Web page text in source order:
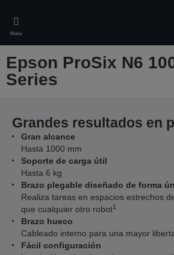
main
content
Menú
Epson ProSix N6
Series
Grandes resultados en
Gran alcance
Hasta 1000 mm
Soporte de carga útil
Hasta 6 kg
Brazo plegable diseñado de forma
Realiza tareas en espacios estrechos
que cualquier otro robot1
Brazo hueco
Cableado interno para una mayor
Fácil configuración